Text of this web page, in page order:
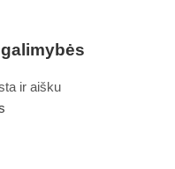
ir aišku